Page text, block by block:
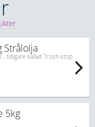
Strålolja
, tidigare kallad Trush-stop
5kg